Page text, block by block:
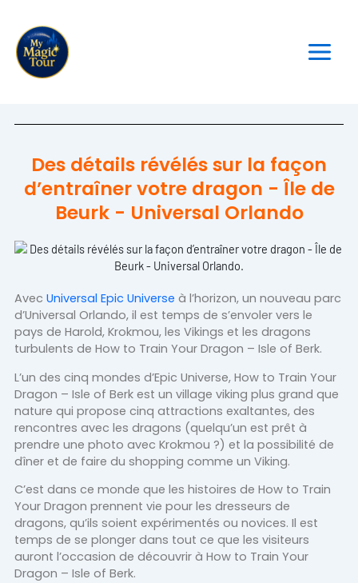
contenu
Des détails révélés sur la façon
d’entraîner votre dragon - Île de
Beurk - Universal Orlando
Avec Universal Epic Universe à l’horizon, un nouveau parc
d’Universal Orlando, il est temps de s’envoler vers le
pays de Harold, Krokmou, les Vikings et les dragons
turbulents de How to Train Your Dragon – Isle of Berk.
L’un des cinq mondes d’Epic Universe, How to Train Your
Dragon – Isle of Berk est un village viking plus grand que
nature qui propose cinq attractions exaltantes, des
rencontres avec les dragons (quelqu’un est prêt à
prendre une photo avec Krokmou ?) et la possibilité de
dîner et de faire du shopping comme un Viking.
C’est dans ce monde que les histoires de How to Train
Your Dragon prennent vie pour les dresseurs de
dragons, qu’ils soient expérimentés ou novices. Il est
temps de se plonger dans tout ce que les visiteurs
auront l’occasion de découvrir à How to Train Your
Dragon – Isle of Berk.